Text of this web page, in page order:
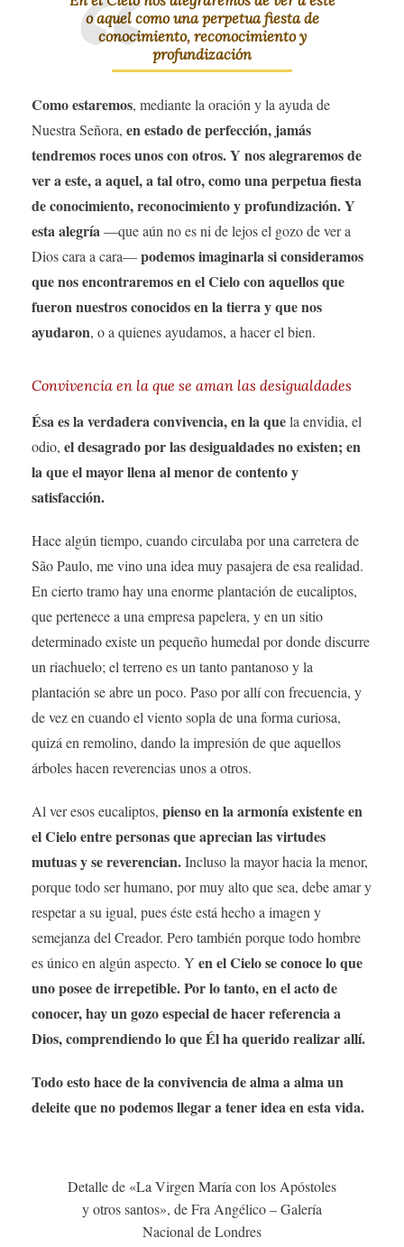
o aquel como una perpetua fiesta de
conocimiento, reconocimiento y
profundización
Como estaremos, mediante la oración y la ayuda de
Nuestra Señora, en estado de perfección, jamás
tendremos roces unos con otros. Y nos alegraremos de
ver a este, a aquel, a tal otro, como una perpetua fiesta
de conocimiento, reconocimiento y profundización. Y
esta alegría —que aún no es ni de lejos el gozo de ver a
Dios cara a cara—podemos imaginarla si consideramos
que nos encontraremos en el Cielo con aquellos que
fueron nuestros conocidos en la tierra y que nos
ayudaron, o a quienes ayudamos, a hacer el bien.
Convivencia en la que se aman las desigualdades
Ésa es la verdadera convivencia, en la quela envidia, el
odio, el desagrado por las desigualdades no existen; en
la que el mayor llena al menor de contento y
satisfacción.
Hace algún tiempo, cuando circulaba por una carretera de
São Paulo, me vino una idea muy pasajera de esa realidad.
En cierto tramo hay una enorme plantación de eucaliptos,
que pertenece a una empresa papelera, y en un sitio
determinado existe un pequeño humedal por donde discurre
un riachuelo; el terreno es un tanto pantanoso y la
plantación se abre un poco. Paso por allí con frecuencia, y
de vez en cuando el viento sopla de una forma curiosa,
quizá en remolino, dando la impresión de que aquellos
árboles hacen reverencias unos a otros.
Al ver esos eucaliptos, pienso en la armonía existente en
el Cielo entre personas que aprecian las virtudes
mutuas y se reverencian.Incluso la mayor hacia la menor,
porque todo ser humano, por muy alto que sea, debe amar y
respetar a su igual, pues éste está hecho a imagen y
semejanza del Creador. Pero también porque todo hombre
es único en algún aspecto. Y en el Cielo se conoce lo que
uno posee de irrepetible. Por lo tanto, en el acto de
conocer, hay un gozo especial de hacer referencia a
Dios, comprendiendo lo que Él ha querido realizar allí.
Todo esto hace de la convivencia de alma a alma un
deleite que no podemos llegar a tener idea en esta vida.
Detalle de «La Virgen María con los Apóstoles
y otros santos», de Fra Angélico – Galería
Nacional de Londres